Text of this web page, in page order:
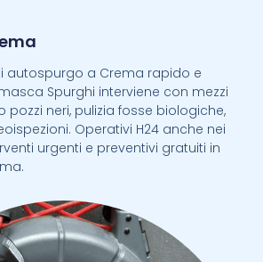
autospurgo a Crema rapido e
Spurghi interviene con mezzi
pozzi neri, pulizia fosse biologiche,
Operativi H24 anche nei
urgenti e preventivi gratuiti in